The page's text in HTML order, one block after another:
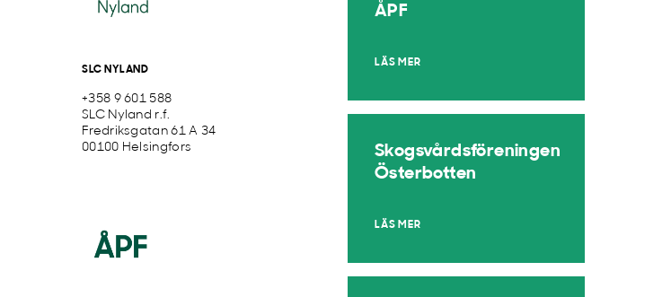
SLC NYLAND
+358 9 601 588
SLC Nyland r.f.
Fredriksgatan 61 A 34
00100 Helsingfors
ÅPF
LÄS MER
Skogsvårdsföreningen
Österbotten
LÄS MER